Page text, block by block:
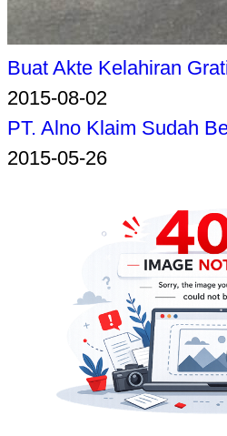
Buat Akte Kelahiran
2015-08-02
PT. Alno Klaim Sudah
2015-05-26